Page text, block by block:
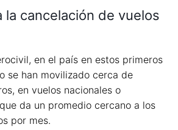
la cancelación de vuelos
en el país en estos primeros
se han movilizado cerca de
en vuelos nacionales o
da un promedio cercano a los
por mes.